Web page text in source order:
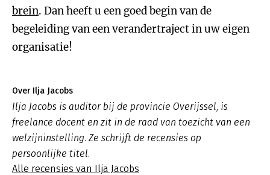
brein. Dan heeft u een goed begin van de
begeleiding van een verandertraject in uw eigen
organisatie!
Over Ilja Jacobs
Ilja Jacobs is auditor bij de provincie Overijssel, is
freelance docent en zit in de raad van toezicht van een
welzijninstelling. Ze schrijft de recensies op
persoonlijke titel.
Alle recensies van Ilja Jacobs